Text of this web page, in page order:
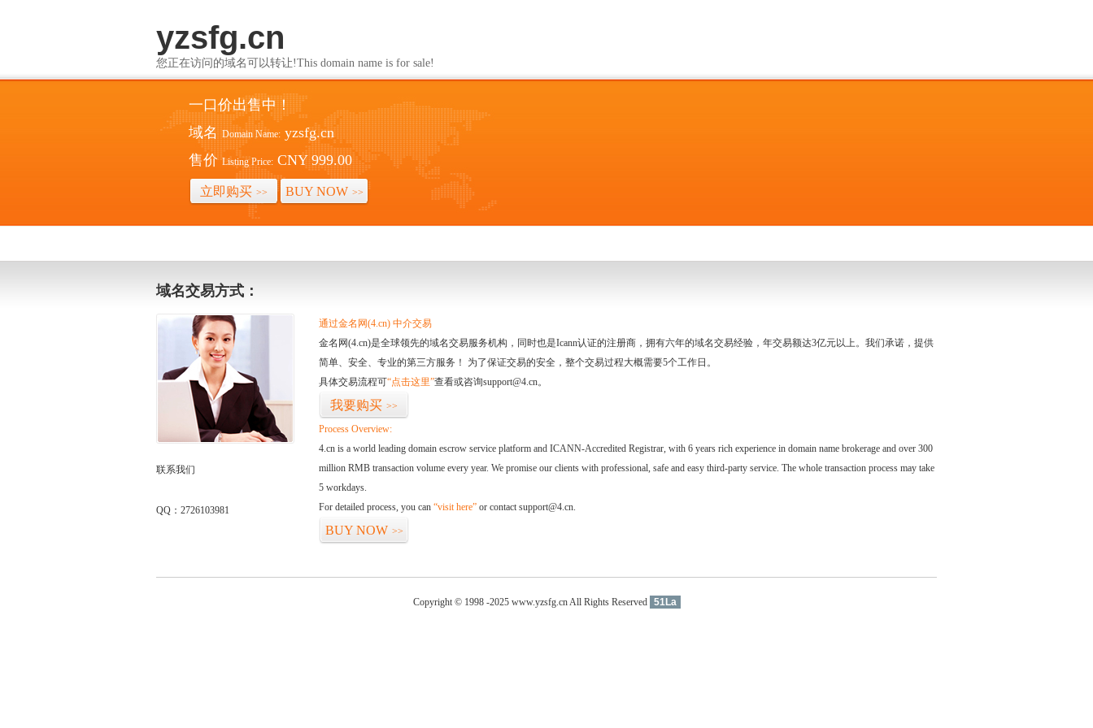
yzsfg.cn
您正在访问的域名可以转让!This domain name is for sale!
一口价出售中！
域名 Domain Name: yzsfg.cn
售价 Listing Price: CNY 999.00
立即购买 >> BUY NOW >>
域名交易方式：
联系我们
QQ：2726103981
通过金名网(4.cn) 中介交易
金名网(4.cn)是全球领先的域名交易服务机构，同时也是Icann认证的注册商，拥有六年的域名交易经验，年交易额达3亿元以上。我们承诺，提供
简单、安全、专业的第三方服务！ 为了保证交易的安全，整个交易过程大概需要5个工作日。
具体交易流程可“点击这里”查看或咨询support@4.cn。
我要购买 >>
Process Overview:
4.cn is a world leading domain escrow service platform and ICANN-Accredited Registrar, with 6 years rich experience in domain name brokerage and over 300
million RMB transaction volume every year. We promise our clients with professional, safe and easy third-party service. The whole transaction process may take
5 workdays.
For detailed process, you can “visit here” or contact support@4.cn.
BUY NOW >>
Copyright © 1998 -2025 www.yzsfg.cn All Rights Reserved 51La